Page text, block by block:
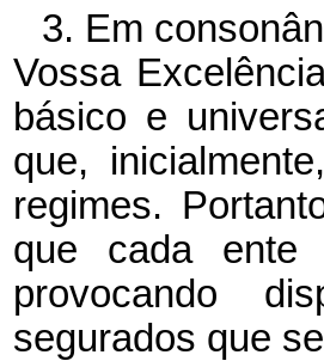
3. Em
Vossa
básico e
que,
regimes.
que cada ente
provocando
segurados que